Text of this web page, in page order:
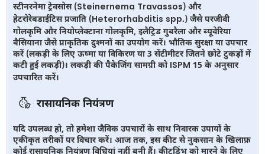
स्टीनरनेमा ट्रेवसोस (Steinernema Travassos) और
हेटरोरेबडाईटिस प्रजाति (Heterorhabditis spp.) जैसे परजीवी
गोलकृमि और नियोप्लेक्टाना गोलकृमि, इलैट्रिड गुबरैला और ब्यूवेरिया
बैसियाना जैसे प्राकृतिक दुश्मनों का उपयोग करें। भौतिक सुरक्षा या उपचार
करें (लकड़ी के लिए ऊष्मा या विकिरण या 3 सेंटीमीटर जितने छोटे टुकड़ों में
कटी हुई लकड़ी)। लकड़ी की पैकेजिंग सामग्री को ISPM 15 के अनुसार
उपचारित करें।
रासायनिक नियंत्रण
यदि उपलब्ध हो, तो हमेशा जैविक उपचारों के साथ निवारक उपायों के
एकीकृत तरीकों पर विचार करें। आज तक, इस कीट से नुकसान के खिलाफ़
कोई रासायनिक नियंत्रण विधियां नहीं बनी हैं। कीटडिंभ को मारने के लिए